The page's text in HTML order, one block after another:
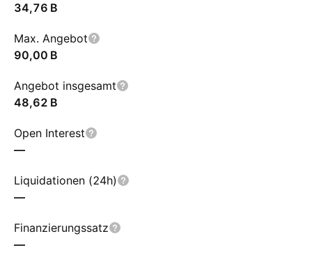
‪34,76 B‬
Max. Angebot
‪90,00 B‬
Angebot insgesamt
‪48,62 B‬
Open Interest
—
Liquidationen (24h)
—
Finanzierungssatz
—